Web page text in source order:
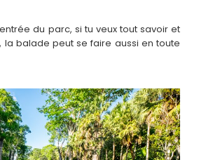
du parc, si tu veux tout savoir et
la balade peut se faire aussi en toute